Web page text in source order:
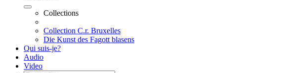
Collections
Collection C.r. Bruxelles
Die Kunst des Fagott blasens
Qui suis-je?
Audio
Video